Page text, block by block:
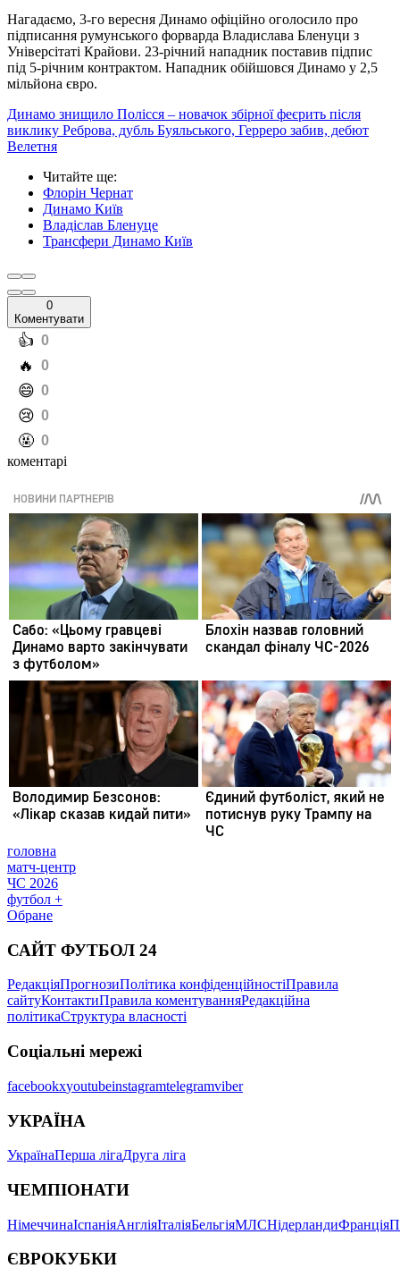
Нагадаємо, 3-го вересня Динамо офіційно оголосило про
підписання румунського форварда Владислава Бленуци з
Універсітаті Крайови. 23-річний нападник поставив підпис
під 5-річним контрактом. Нападник обійшовся Динамо у 2,5
мільйона євро.
Динамо знищило Полісся – новачок збірної феєрить після
виклику Реброва, дубль Буяльського, Герреро забив, дебют
Велетня
Читайте ще:
Флорін Чернат
Динамо Київ
Владіслав Бленуце
Трансфери Динамо Київ
0
Коментувати
️👍 0
️🔥 0
️😄 0
️😢 0
️🤬 0
коментарі
головна
матч-центр
ЧС 2026
футбол +
Обране
САЙТ ФУТБОЛ 24
РедакціяПрогнозиПолітика конфіденційностіПравила
сайтуКонтактиПравила коментуванняРедакційна
політикаСтруктура власності
Соціальні мережі
facebookxyoutubeinstagramtelegramviber
УКРАЇНА
УкраїнаПерша лігаДруга ліга
ЧЕМПІОНАТИ
НімеччинаІспаніяАнгліяІталіяБельгіяМЛСНідерландиФранція
ЄВРОКУБКИ